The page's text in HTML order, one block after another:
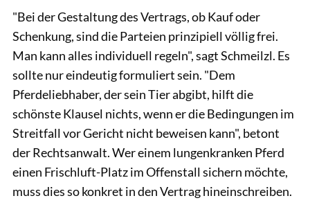
"Bei der Gestaltung des Vertrags, ob Kauf oder
Schenkung, sind die Parteien prinzipiell völlig frei.
Man kann alles individuell ­regeln", sagt Schmeilzl. Es
sollte nur eindeutig formuliert sein. "Dem
Pferdeliebhaber, der sein Tier abgibt, hilft die
schönste Klausel nichts, wenn er die Bedingungen im
Streitfall vor Gericht nicht beweisen kann", betont
der Rechtsanwalt. Wer einem lungenkranken Pferd
einen Frischluft-Platz im Offenstall sichern möchte,
muss dies so konkret in den Vertrag hineinschreiben.